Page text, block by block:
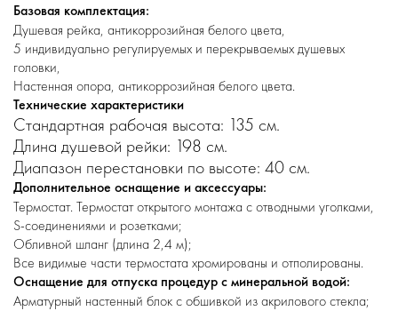
Базовая комплектация:
Душевая рейка, антикоррозийная белого цвета,
5 индивидуально регулируемых и перекрываемых душевых
головки,
Настенная опора, антикоррозийная белого цвета.
Технические характеристики
Стандартная рабочая высота: 135 см.
Длина душевой рейки: 198 см.
Диапазон перестановки по высоте: 40 см.
Дополнительное оснащение и аксессуары:
Термостат. Термостат открытого монтажа с отводными уголками,
S-соединениями и розетками;
Обливной шланг (длина 2,4 м);
Все видимые части термостата хромированы и отполированы.
Оснащение для отпуска процедур с минеральной водой:
Арматурный настенный блок c обшивкой из акрилового стекла;